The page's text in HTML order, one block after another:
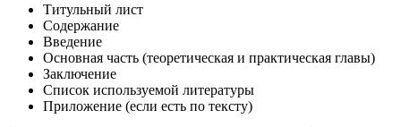
Титульный лист
Содержание
Введение
Основная часть (теоретическая и практическая главы)
Заключение
Список используемой литературы
Приложение (если есть по тексту)